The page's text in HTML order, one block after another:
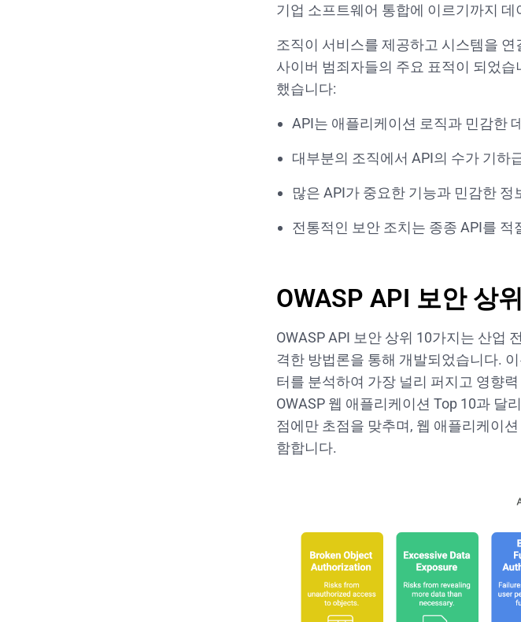
기업 소프트웨어 통합에 이르기까지
조직이 서비스를 제공하고 시스템을
사이버 범죄자들의 주요 표적이 되었
했습니다:
API는 애플리케이션 로직과 민감한
대부분의 조직에서 API의 수가 기하
많은 API가 중요한 기능과 민감한 정
전통적인 보안 조치는 종종 API를 적
OWASP API 보안 상
OWASP API 보안 상위 10가지는 산업
격한 방법론을 통해 개발되었습니다.
터를 분석하여 가장 널리 퍼지고 영향
OWASP 웹 애플리케이션 Top 10과 달
점에만 초점을 맞추며, 웹 애플리케이
함합니다.